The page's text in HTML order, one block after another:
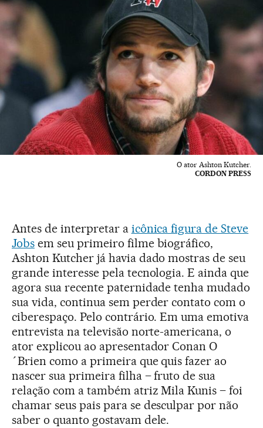
O ator Ashton Kutcher.
CORDON PRESS
Antes de interpretar a icônica figura de Steve
Jobsem seu primeiro filme biográfico,
Ashton Kutcher já havia dado mostras de seu
grande interesse pela tecnologia. E ainda que
agora sua recente paternidade tenha mudado
sua vida, continua sem perder contato com o
ciberespaço. Pelo contrário. Em uma emotiva
entrevista na televisão norte-americana, o
ator explicou ao apresentador Conan O
´Brien como a primeira que quis fazer ao
nascer sua primeira filha – fruto de sua
relação com a também atriz Mila Kunis – foi
chamar seus pais para se desculpar por não
saber o quanto gostavam dele.